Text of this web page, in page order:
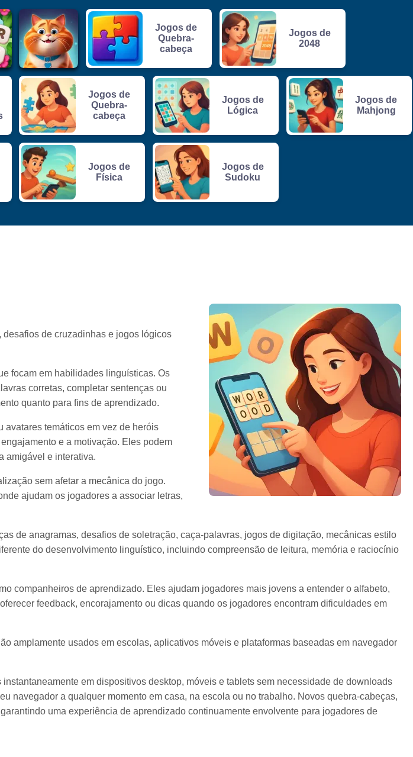
de cruzadinhas e jogos lógicos
focam em habilidades linguísticas. Os
corretas, completar sentenças ou
quanto para fins de aprendizado.
avatares temáticos em vez de heróis
e a motivação. Eles podem
amigável e interativa.
sem afetar a mecânica do jogo.
ajudam os jogadores a associar letras,
de anagramas, desafios de soletração, caça-palavras, jogos de digitação, mecânicas estilo
do desenvolvimento linguístico, incluindo compreensão de leitura, memória e raciocínio
companheiros de aprendizado. Eles ajudam jogadores mais jovens a entender o alfabeto,
feedback, encorajamento ou dicas quando os jogadores encontram dificuldades em
amplamente usados em escolas, aplicativos móveis e plataformas baseadas em navegador
em dispositivos desktop, móveis e tablets sem necessidade de downloads
navegador a qualquer momento em casa, na escola ou no trabalho. Novos quebra-cabeças,
uma experiência de aprendizado continuamente envolvente para jogadores de
Jogos de
Quebra-
cabeça
Jogos de
2048
Jogos de
Quebra-
cabeça
Jogos de
Lógica
Jogos de
Mahjong
Jogos de
Física
Jogos de
Sudoku